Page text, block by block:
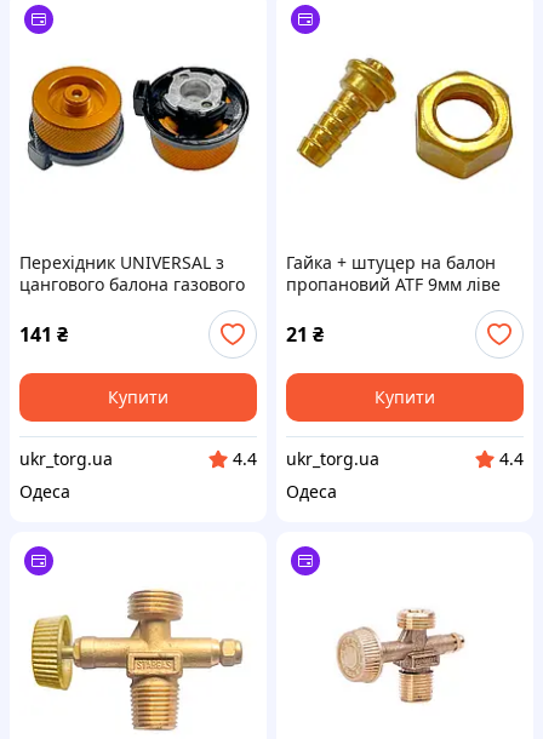
Перехідник UNIVERSAL з
цангового балона газового
141 ₴
Купити
ukr_torg.ua
4.4
Одеса
Гайка + штуцер на балон
пропановий ATF 9мм ліве
21 ₴
Купити
ukr_torg.ua
4.4
Одеса